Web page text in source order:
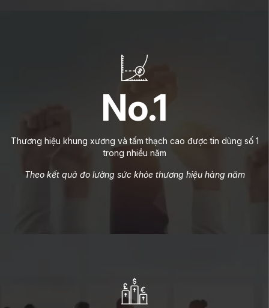
No.1
Thương hiệu khung xương và tấm thạch cao được tin dùng số 1
trong nhiều năm
Theo kết quả đo lường sức khỏe thương hiệu hàng năm